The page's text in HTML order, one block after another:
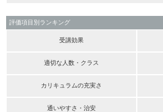
評価項目別ランキング
受講効果
適切な人数・クラス
カリキュラムの充実さ
通いやすさ・治安